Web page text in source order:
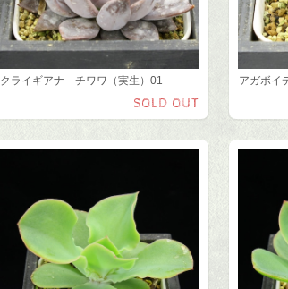
クライギアナ チワワ（実生）01
SOLD OUT
アガボイ